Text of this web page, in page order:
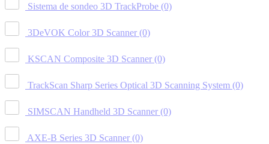
Sistema de sondeo 3D TrackProbe (0)
3DeVOK Color 3D Scanner (0)
KSCAN Composite 3D Scanner (0)
TrackScan Sharp Series Optical 3D Scanning System (0)
SIMSCAN Handheld 3D Scanner (0)
AXE-B Series 3D Scanner (0)